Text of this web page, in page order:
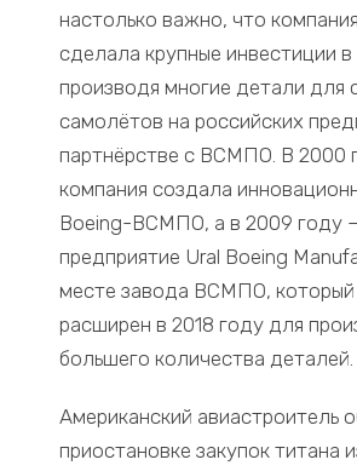
настолько важно, что
сделала крупные инвестиции
производя многие детали для
самолётов на российских
партнёрстве с ВСМПО. В 2000
компания создала
Boeing-ВСМПО, а в 2009 году
предприятие Ural Boeing
месте завода ВСМПО,
расширен в 2018 году для
большего количества деталей.
Американский авиастроитель
приостановке закупок титана